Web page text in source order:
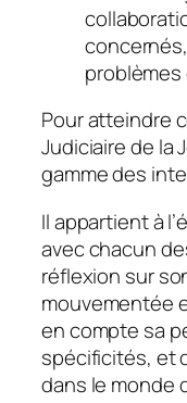
Pour atteindre
Judiciaire de la
gamme des
Il appartient à
avec chacun
réflexion sur
mouvementée
en compte sa
spécificités, et
dans le monde